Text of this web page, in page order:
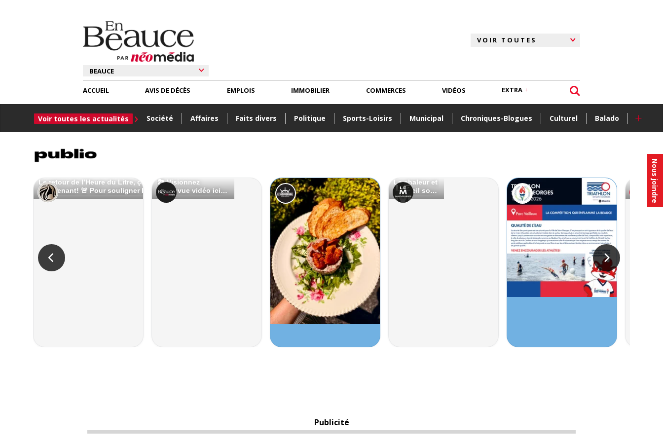
Nous joindre
ACCUEIL
Voir toutes les actualités Société Affaires Faits divers Politique Sports-Loisirs Municipal Chroniques-Blogues Culturel Balado +
AVIS DE DÉCÈS EMPLOIS IMMOBILIER COMMERCES VIDÉOS EXTRA
Publicité